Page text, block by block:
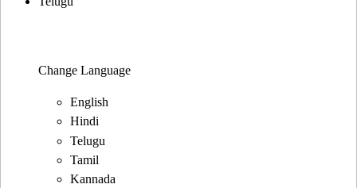
Change Language
English
Hindi
Telugu
Tamil
Kannada